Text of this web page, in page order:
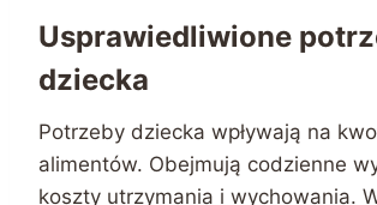
Usprawiedliwione
dziecka
Potrzeby dziecka wpływają na
alimentów. Obejmują codzienne
koszty utrzymania i wychowania.